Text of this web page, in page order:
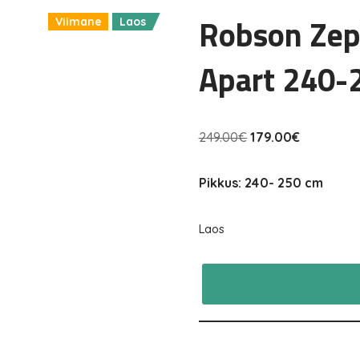
Viimane Laos
Robson
Apart 240-
249.00€ 179.00€
Pikkus: 240- 250 cm
Laos